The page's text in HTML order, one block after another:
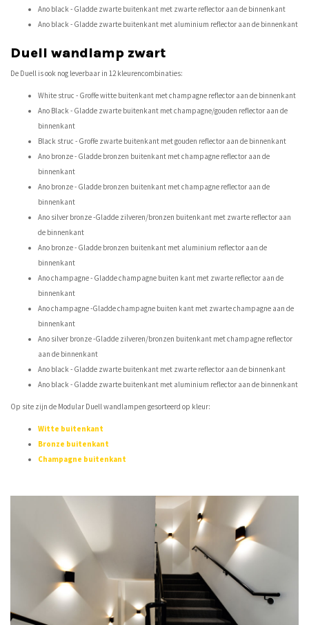
Ano black - Gladde zwarte buitenkant met zwarte reflector aan de binnenkant
Ano black - Gladde zwarte buitenkant met aluminium reflector aan de binnenkant
Duell wandlamp zwart
De Duell is ook nog leverbaar in 12 kleurencombinaties:
White struc - Groffe witte buitenkant met champagne reflector aan de binnenkant
Ano Black - Gladde zwarte buitenkant met champagne/gouden reflector aan de
binnenkant
Black struc - Groffe zwarte buitenkant met gouden reflector aan de binnenkant
Ano bronze - Gladde bronzen buitenkant met champagne reflector aan de
binnenkant
Ano bronze - Gladde bronzen buitenkant met champagne reflector aan de
binnenkant
Ano silver bronze -Gladde zilveren/bronzen buitenkant met zwarte reflector aan
de binnenkant
Ano bronze - Gladde bronzen buitenkant met aluminium reflector aan de
binnenkant
Ano champagne - Gladde champagne buiten kant met zwarte reflector aan de
binnenkant
Ano champagne -Gladde champagne buiten kant met zwarte champagne aan de
binnenkant
Ano silver bronze -Gladde zilveren/bronzen buitenkant met champagne reflector
aan de binnenkant
Ano black - Gladde zwarte buitenkant met zwarte reflector aan de binnenkant
Ano black - Gladde zwarte buitenkant met aluminium reflector aan de binnenkant
Op site zijn de Modular Duell wandlampen gesorteerd op kleur:
Witte buitenkant
Bronze buitenkant
Champagne buitenkant